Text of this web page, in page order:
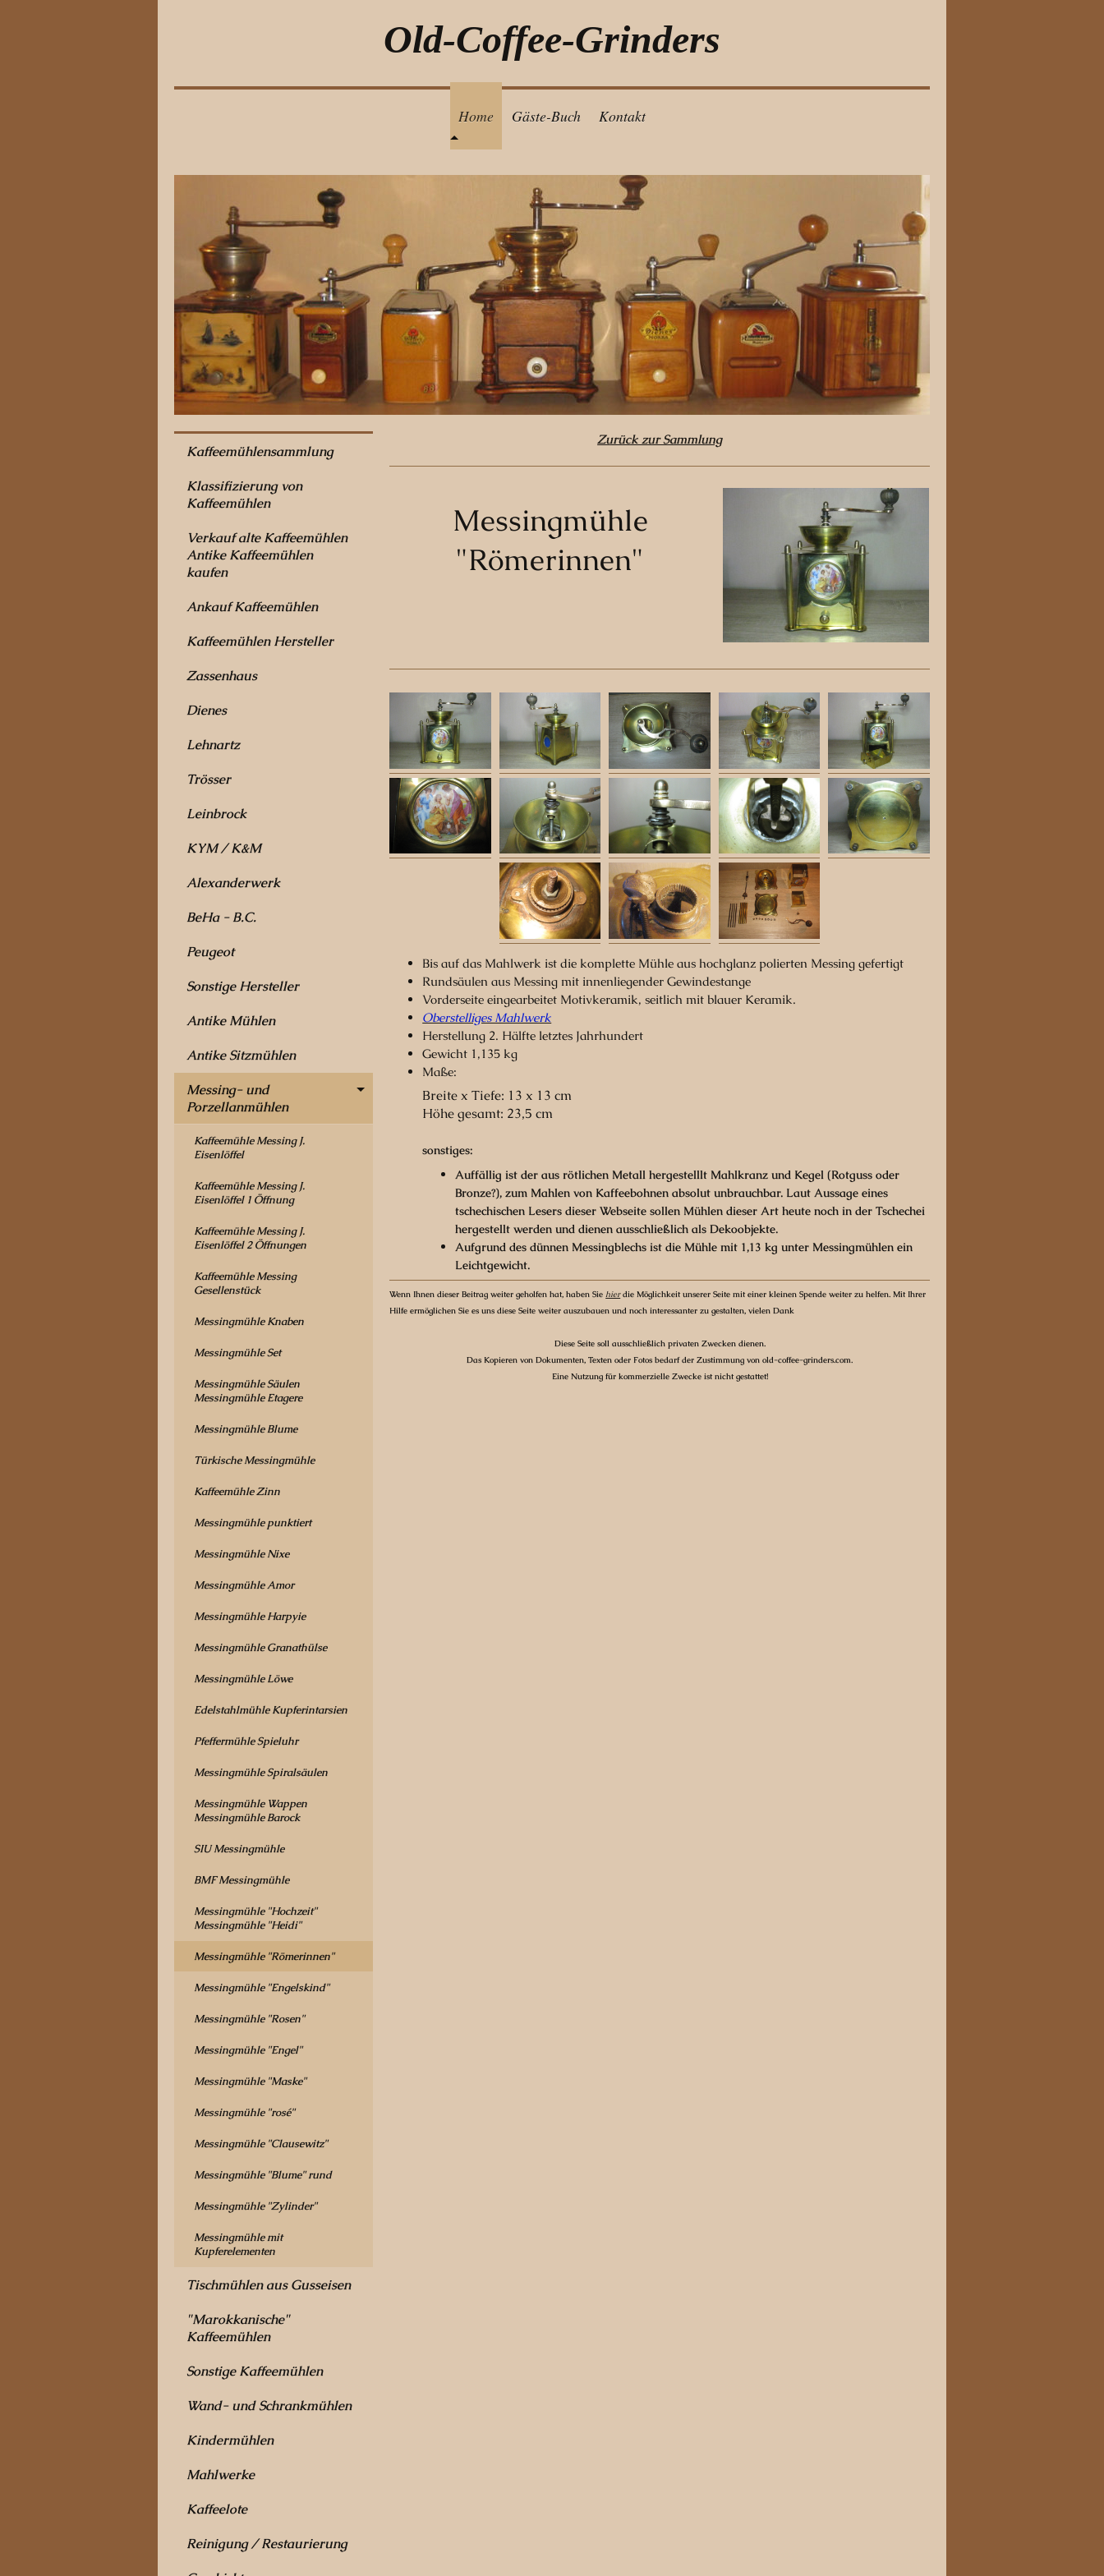
Old-Coffee-Grinders
Home Gäste-Buch Kontakt
Zurück zur Sammlung
Messingmühle
"Römerinnen"
Bis auf das Mahlwerk ist die komplette Mühle aus hochglanz polierten Messing gefertigt
Rundsäulen aus Messing mit innenliegender Gewindestange
Vorderseite eingearbeitet Motivkeramik, seitlich mit blauer Keramik.
Oberstelliges Mahlwerk
Herstellung 2. Hälfte letztes Jahrhundert
Gewicht 1,135 kg
Maße:
Breite x Tiefe: 13 x 13 cm
Höhe gesamt: 23,5 cm
sonstiges:
Auffällig ist der aus rötlichen Metall hergestelllt Mahlkranz und Kegel (Rotguss oder
Bronze?), zum Mahlen von Kaffeebohnen absolut unbrauchbar. Laut Aussage eines
tschechischen Lesers dieser Webseite sollen Mühlen dieser Art heute noch in der Tschechei
hergestellt werden und dienen ausschließlich als Dekoobjekte.
Aufgrund des dünnen Messingblechs ist die Mühle mit 1,13 kg unter Messingmühlen ein
Leichtgewicht.
Wenn Ihnen dieser Beitrag weiter geholfen hat, haben Siehierdie Möglichkeit unserer Seite mit einer kleinen Spende weiter zu helfen. Mit Ihrer
Hilfe ermöglichen Sie es uns diese Seite weiter auszubauen und noch interessanter zu gestalten, vielen Dank
Diese Seite soll ausschließlich privaten Zwecken dienen.
Das Kopieren von Dokumenten, Texten oder Fotos bedarf der Zustimmung von old-coffee-grinders.com.
Eine Nutzung für kommerzielle Zwecke ist nicht gestattet!
Kaffeemühlensammlung
Klassifizierung von
Kaffeemühlen
Verkauf alte Kaffeemühlen
Antike Kaffeemühlen
kaufen
Ankauf Kaffeemühlen
Kaffeemühlen Hersteller
Zassenhaus
Dienes
Lehnartz
Trösser
Leinbrock
KYM / K&M
Alexanderwerk
BeHa - B.C.
Peugeot
Sonstige Hersteller
Antike Mühlen
Antike Sitzmühlen
Messing- und
Porzellanmühlen
Kaffeemühle Messing J.
Eisenlöffel
Kaffeemühle Messing J.
Eisenlöffel 1 Öffnung
Kaffeemühle Messing J.
Eisenlöffel 2 Öffnungen
Kaffeemühle Messing
Gesellenstück
Messingmühle Knaben
Messingmühle Set
Messingmühle Säulen
Messingmühle Etagere
Messingmühle Blume
Türkische Messingmühle
Kaffeemühle Zinn
Messingmühle punktiert
Messingmühle Nixe
Messingmühle Amor
Messingmühle Harpyie
Messingmühle Granathülse
Messingmühle Löwe
Edelstahlmühle Kupferintarsien
Pfeffermühle Spieluhr
Messingmühle Spiralsäulen
Messingmühle Wappen
Messingmühle Barock
SIU Messingmühle
BMF Messingmühle
Messingmühle "Hochzeit"
Messingmühle "Heidi"
Messingmühle "Römerinnen"
Messingmühle "Engelskind"
Messingmühle "Rosen"
Messingmühle "Engel"
Messingmühle "Maske"
Messingmühle "rosé"
Messingmühle "Clausewitz"
Messingmühle "Blume" rund
Messingmühle "Zylinder"
Messingmühle mit
Kupferelementen
Tischmühlen aus Gusseisen
"Marokkanische"
Kaffeemühlen
Sonstige Kaffeemühlen
Wand- und Schrankmühlen
Kindermühlen
Mahlwerke
Kaffeelote
Reinigung / Restaurierung